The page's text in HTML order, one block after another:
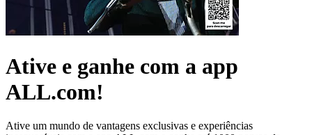
Ative e ganhe com a app
ALL.com!
Ative um mundo de vantagens exclusivas e experiências